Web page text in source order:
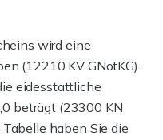
wird eine
(12210 KV GNotKG).
eidesstattliche
beträgt (23300 KN
haben Sie die